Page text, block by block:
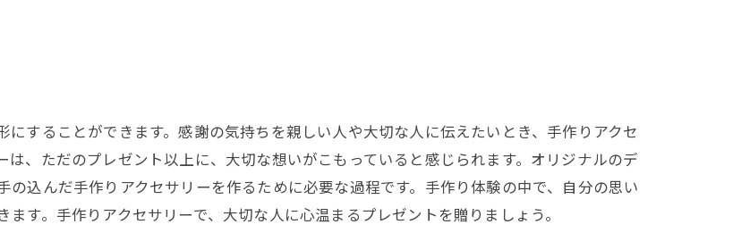
することができます。感謝の気持ちを親しい人や大切な人に伝えたいとき、手作りアクセ
、ただのプレゼント以上に、大切な想いがこもっていると感じられます。オリジナルのデ
込んだ手作りアクセサリーを作るために必要な過程です。手作り体験の中で、自分の思い
す。手作りアクセサリーで、大切な人に心温まるプレゼントを贈りましょう。